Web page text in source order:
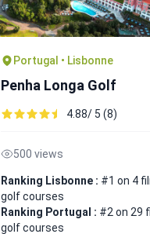
Portugal • Lisbonne
Penha Longa Golf
4.88/ 5 (8)
500 views
Ranking Lisbonne : #1 on 4
golf courses
Ranking Portugal : #2 on 29
golf courses